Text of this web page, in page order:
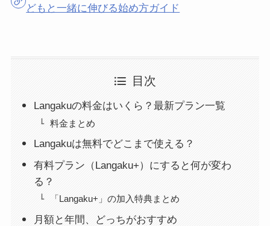
どもと一緒に伸びる始め方ガイド
目次
Langakuの料金はいくら？最新プラン一覧
料金まとめ
Langakuは無料でどこまで使える？
有料プラン（Langaku+）にすると何が変わ
る？
「Langaku+」の加入特典まとめ
月額と年間、どっちがおすすめ